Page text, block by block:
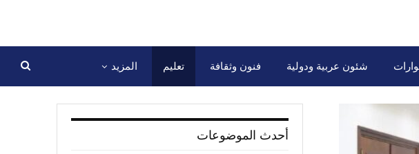
شئون عربية ودولية فنون وثقافة تعليم المزيد
أحدث الموضوعات